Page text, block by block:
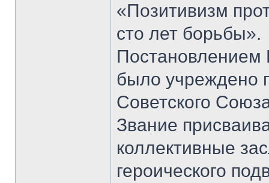
«Позитивизм
сто лет борьбы».
было учреждено
Советского
Звание
коллективные
героического